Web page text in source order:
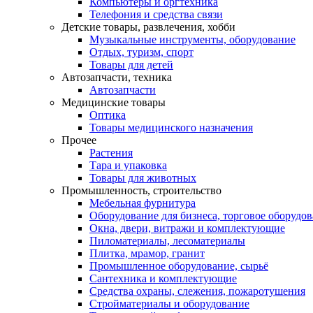
Телефония и средства связи
Детские товары, развлечения, хобби
Музыкальные инструменты, оборудование
Отдых, туризм, спорт
Товары для детей
Автозапчасти, техника
Автозапчасти
Медицинские товары
Оптика
Товары медицинского назначения
Прочее
Растения
Тара и упаковка
Товары для животных
Промышленность, строительство
Мебельная фурнитура
Оборудование для бизнеса, торговое
Окна, двери, витражи и комплектующие
Пиломатериалы, лесоматериалы
Плитка, мрамор, гранит
Промышленное оборудование, сырьё
Сантехника и комплектующие
Средства охраны, слежения, пожаротушения
Стройматериалы и оборудование